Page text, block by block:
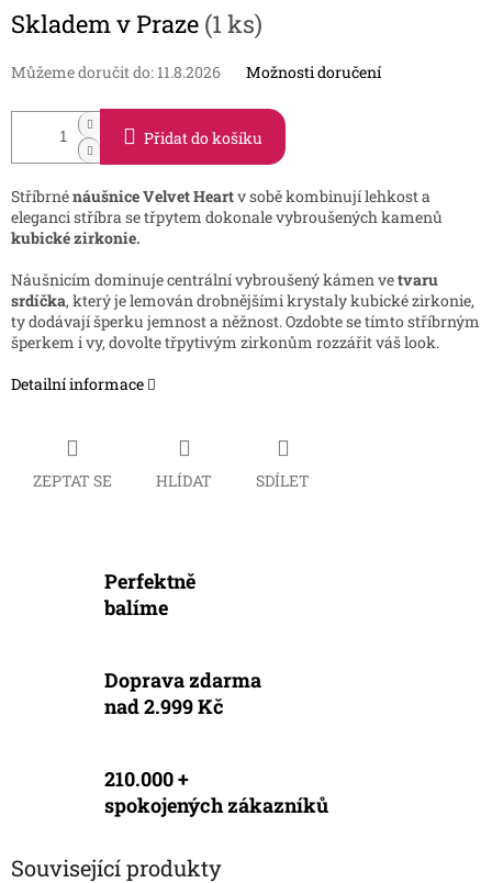
cena:
Skladem v Praze (1 ks)
Můžeme doručit do: 11.8.2026 Možnosti doručení
Přidat do košíku
Stříbrnénáušnice Velvet Heartv sobě kombinují lehkost a
eleganci stříbra se třpytem dokonale vybroušených kamenů
kubické zirkonie.
Náušnicím dominuje centrální vybroušený kámen vetvaru
srdíčka, který je lemován drobnějšími krystaly kubické zirkonie,
ty dodávají šperku jemnost a něžnost. Ozdobte se tímto stříbrným
šperkem i vy, dovolte třpytivým zirkonům rozzářit váš look.
Detailní informace
ZEPTAT SE HLÍDAT SDÍLET
Perfektně
balíme
Doprava zdarma
nad 2.999 Kč
210.000 +
spokojených zákazníků
Související produkty